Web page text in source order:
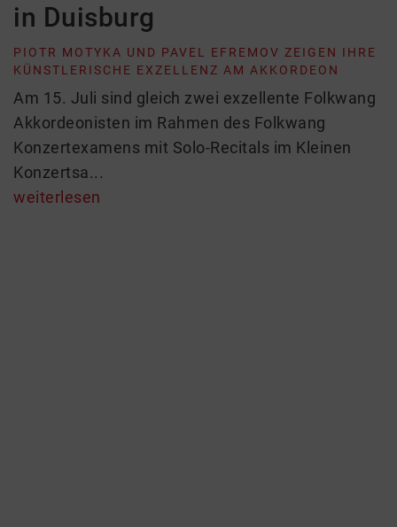
in Duisburg
PIOTR MOTYKA UND PAVEL EFREMOV ZEIGEN IHRE
KÜNSTLERISCHE EXZELLENZ AM AKKORDEON
Am 15. Juli sind gleich zwei exzellente Folkwang
Akkordeonisten im Rahmen des Folkwang
Konzertexamens mit Solo-Recitals im Kleinen
Konzertsa...
weiterlesen